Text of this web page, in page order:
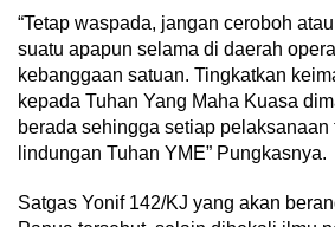
“Tetap waspada, jangan ceroboh
suatu apapun selama di daerah
kebanggaan satuan. Tingkatkan
kepada Tuhan Yang Maha Kuasa
berada sehingga setiap
lindungan Tuhan YME” Pungkasnya.
Satgas Yonif 142/KJ yang akan